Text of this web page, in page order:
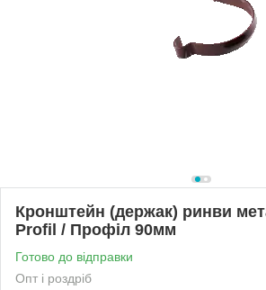
Кронштейн (держак) ринви
Profil / Профіл 90мм
Готово до відправки
Опт і роздріб